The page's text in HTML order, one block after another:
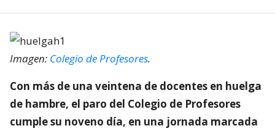
Imagen: Colegio de Profesores.
Con más de una veintena de docentes en huelga
de hambre, el paro del Colegio de Profesores
cumple su noveno día, en una jornada marcada